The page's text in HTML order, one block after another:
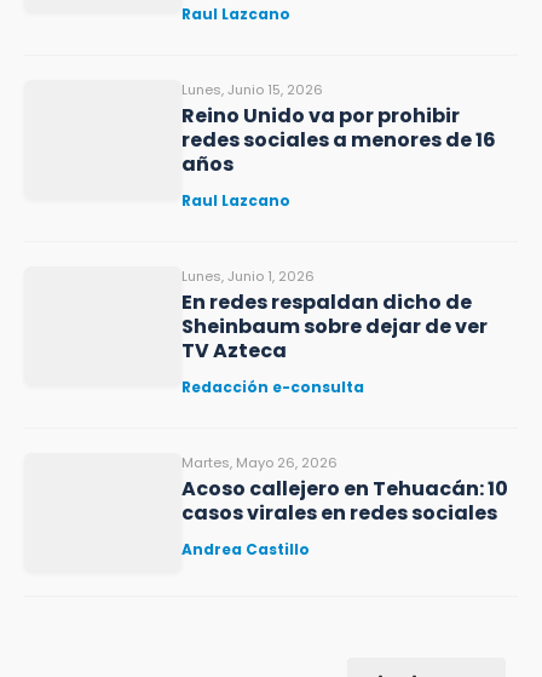
Raul Lazcano
Lunes, Junio 15, 2026
Reino Unido va por prohibir
redes sociales a menores de 16
años
Raul Lazcano
Lunes, Junio 1, 2026
En redes respaldan dicho de
Sheinbaum sobre dejar de ver
TV Azteca
Redacción e-consulta
Martes, Mayo 26, 2026
Acoso callejero en Tehuacán: 10
casos virales en redes sociales
Andrea Castillo